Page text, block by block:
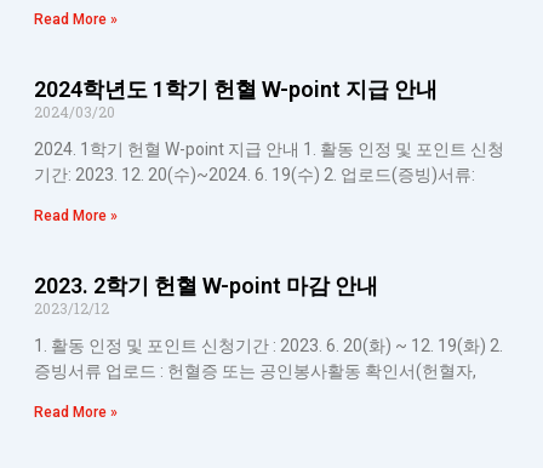
Read More »
2024학년도 1학기 헌혈 W-point 지급 안내
2024/03/20
2024. 1학기 헌혈 W-point 지급 안내 1. 활동 인정 및 포인트 신청
기간: 2023. 12. 20(수)~2024. 6. 19(수) 2. 업로드(증빙)서류:
Read More »
2023. 2학기 헌혈 W-point 마감 안내
2023/12/12
1. 활동 인정 및 포인트 신청기간 : 2023. 6. 20(화) ~ 12. 19(화) 2.
증빙서류 업로드 : 헌혈증 또는 공인봉사활동 확인서(헌혈자,
Read More »